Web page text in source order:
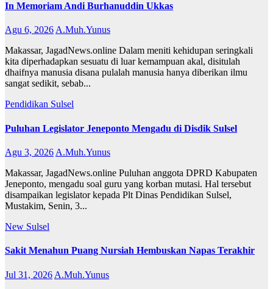
In Memoriam Andi Burhanuddin Ukkas
Agu 6, 2026A.Muh.Yunus
Makassar, JagadNews.online Dalam meniti kehidupan seringkali
kita diperhadapkan sesuatu di luar kemampuan akal, disitulah
dhaifnya manusia disana pulalah manusia hanya diberikan ilmu
sangat sedikit, sebab...
Pendidikan Sulsel
Puluhan Legislator Jeneponto Mengadu di Disdik Sulsel
Agu 3, 2026 A.Muh.Yunus
Makassar, JagadNews.online Puluhan anggota DPRD Kabupaten
Jeneponto, mengadu soal guru yang korban mutasi. Hal tersebut
disampaikan legislator kepada Plt Dinas Pendidikan Sulsel,
Mustakim, Senin, 3...
New Sulsel
Sakit Menahun Puang Nursiah Hembuskan Napas Terakhir
Jul 31, 2026 A.Muh.Yunus